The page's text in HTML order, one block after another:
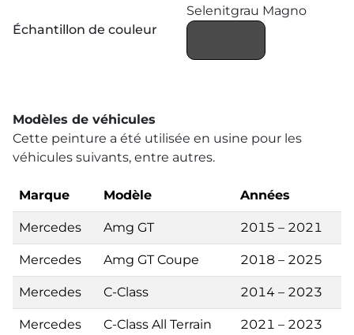
Selenitgrau Magno
Échantillon de couleur
Modèles de véhicules
Cette peinture a été utilisée en usine pour les
véhicules suivants, entre autres.
Marque Modèle Années
Mercedes Amg GT 2015 – 2021
Mercedes Amg GT Coupe 2018 – 2025
Mercedes C-Class 2014 – 2023
Mercedes C-Class All Terrain 2021 – 2023